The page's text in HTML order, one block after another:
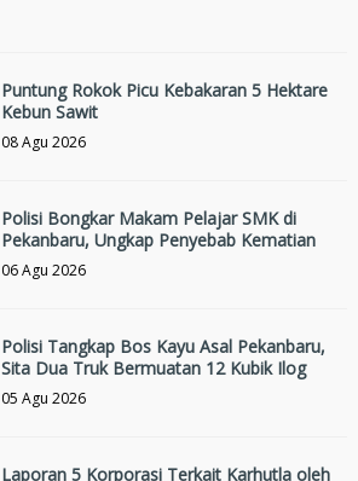
Puntung Rokok Picu Kebakaran 5 Hektare
Kebun Sawit
08 Agu 2026
Polisi Bongkar Makam Pelajar SMK di
Pekanbaru, Ungkap Penyebab Kematian
06 Agu 2026
Polisi Tangkap Bos Kayu Asal Pekanbaru,
Sita Dua Truk Bermuatan 12 Kubik Ilog
05 Agu 2026
Laporan 5 Korporasi Terkait Karhutla oleh